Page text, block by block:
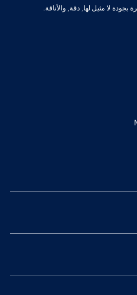
لا مثيل لها, دقة, والأناقة.